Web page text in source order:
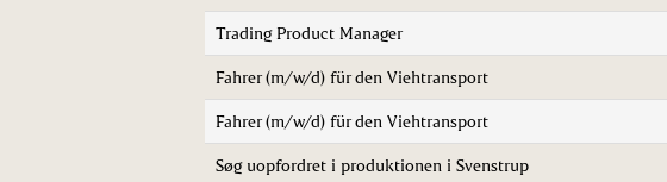
Trading Product Manager
Fahrer (m/w/d) für den Viehtransport
Fahrer (m/w/d) für den Viehtransport
Søg uopfordret i produktionen i Svenstrup